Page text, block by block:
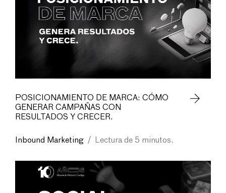
POSICIONAMIENTO DE MARCA: CÓMO
GENERAR CAMPAÑAS CON
RESULTADOS Y CRECER.
Inbound Marketing / Lectura de 5 minutos.